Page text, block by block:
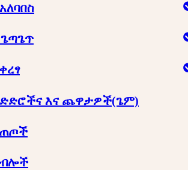
እና ጨዋታዎች(ጌም)